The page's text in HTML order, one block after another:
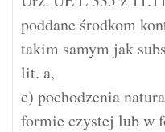
poddane środkom
takim samym jak
lit. a,
c) pochodzenia
formie czystej lub w